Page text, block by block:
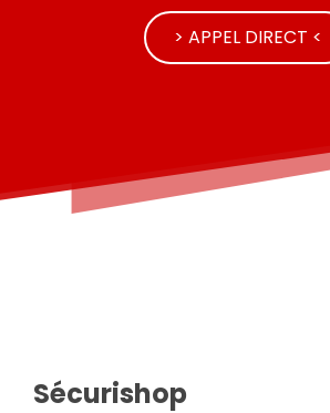
> APPEL DIRECT <
Sécurishop